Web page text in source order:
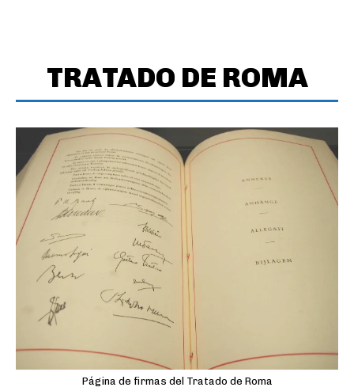
TRATADO DE ROMA
Página de firmas del Tratado de Roma